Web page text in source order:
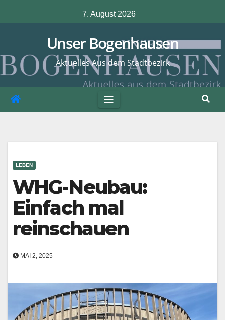
Inhalt
7. August 2026
Unser Bogenhausen
Aktuelles Aus dem Stadtbezirk
LEBEN
WHG-Neubau:
Einfach mal
reinschauen
MAI 2, 2025